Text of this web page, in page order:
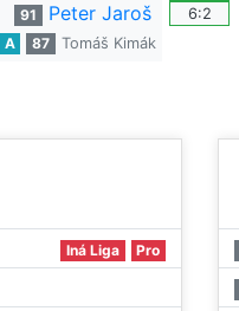
91 Peter Jaroš
A 87 Tomáš Kimák
6:2
Iná Liga Pro